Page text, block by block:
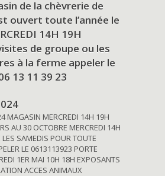
de la chèvrerie de
ouvert toute l’année le
14H 19H
de groupe ou les
à la ferme appeler le
13 11 39 23
MAGASIN MERCREDI 14H 19H
AU 30 OCTOBRE MERCREDI 14H
LES SAMEDIS POUR TOUTE
LE 0613113923 PORTE
1ER MAI 10H 18H EXPOSANTS
ACCES ANIMAUX